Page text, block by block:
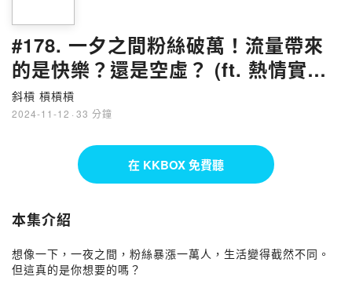
#178. 一夕之間粉絲破萬！流量帶來
的是快樂？還是空虛？ (ft. 熱情實驗
室 Passion)
斜槓 槓槓槓
2024-11-12 · 33 分鐘
在 KKBOX 免費聽
本集介紹
想像一下，一夜之間，粉絲暴漲一萬人，生活變得截然不同。
但這真的是你想要的嗎？